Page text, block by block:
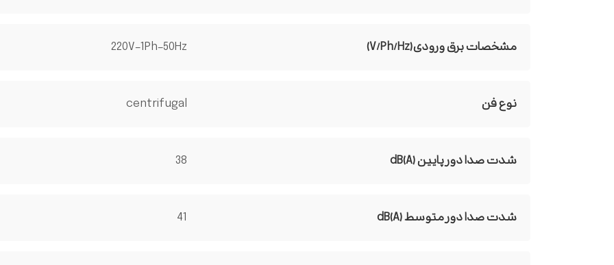
مشخصات برق ورودی(V/Ph/Hz) 220V-1Ph-50Hz
نوع فن centrifugal
شدت صدا دور پایین dB(A) 38
شدت صدا دور متوسط dB(A) 41